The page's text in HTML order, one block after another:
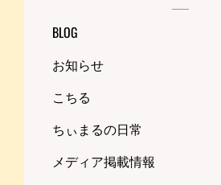
BLOG
お知らせ
こちる
ちぃまるの日常
メディア掲載情報